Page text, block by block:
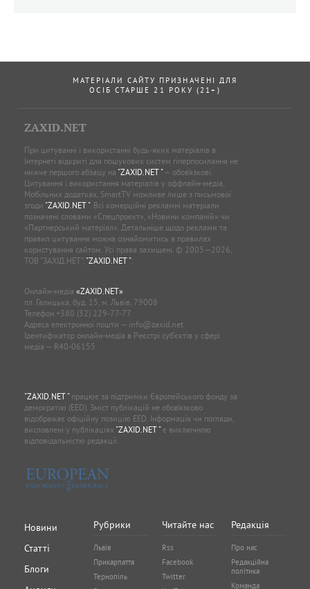
МАТЕРІАЛИ САЙТУ ПРИЗНАЧЕНІ ДЛЯ
ОСІБ СТАРШЕ 21 РОКУ (21+)
ZAXID.NET
При цитуванні і використанні будь-яких матеріалів в
Інтернеті відкриті для пошукових систем гіперпосилання не
нижче першого абзацу на "ZAXID.NET "— обов’язкові.
Цитування і використання матеріалів у оффлайн-медіа,
Мобільних додатках, SmartTV можливе лише з письмової
згоди "ZAXID.NET ". Всі комерційні рекламні матеріали
позначені словами «Спецпроєкт», «Новини компаній» чи
«Партнерський матеріал». Детальніше щодо реклами та
правил цитування можна ознайомитись в правилах
користування сайтом. Усі права захищені. © 2005—2026,
ТОВ “ЗАХІД.НЕТ”, "ZAXID.NET ".
Онлайн-медіа «ZAXID.NET»
пл. Галицька, буд. 15, м. Львів, 79008
Телефон +380 (32) 229-77-77
Адреса електронної пошти — info@zaxid.net
Ідентифікатор онлайн-медіа в Реєстрі суб'єктів у сфері
медіа — R40-06155
"ZAXID.NET "працює за підтримки Європейського фонду за
демократію (EED). Зміст публікацій не обов’язково
відображає офіційну позицію EED. Інформація чи погляди,
висловлені у публікаціях "ZAXID.NET "є виключною
відповідальністю редакції.
Новини
Статті
Блоги
Рубрики
Львів
Прикарпаття
Тернопіль
Читайте нас
Rss
Facebook
Twitter
Редакція
Про нас
Редакційна
політика
Команда